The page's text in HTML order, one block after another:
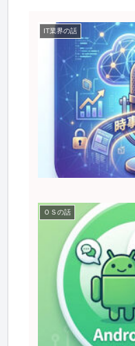
IT業界の話
ＯＳの話